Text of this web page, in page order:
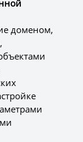
доменом,